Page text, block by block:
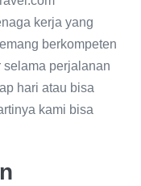
kerja yang
berkompeten
perjalanan
hari atau bisa
kami bisa